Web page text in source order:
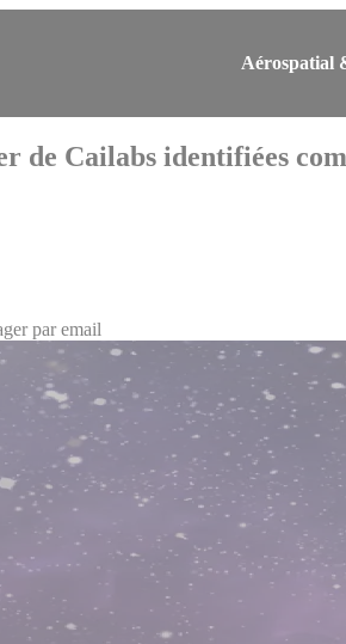
Aérospatial
de Cailabs identifiées
par email